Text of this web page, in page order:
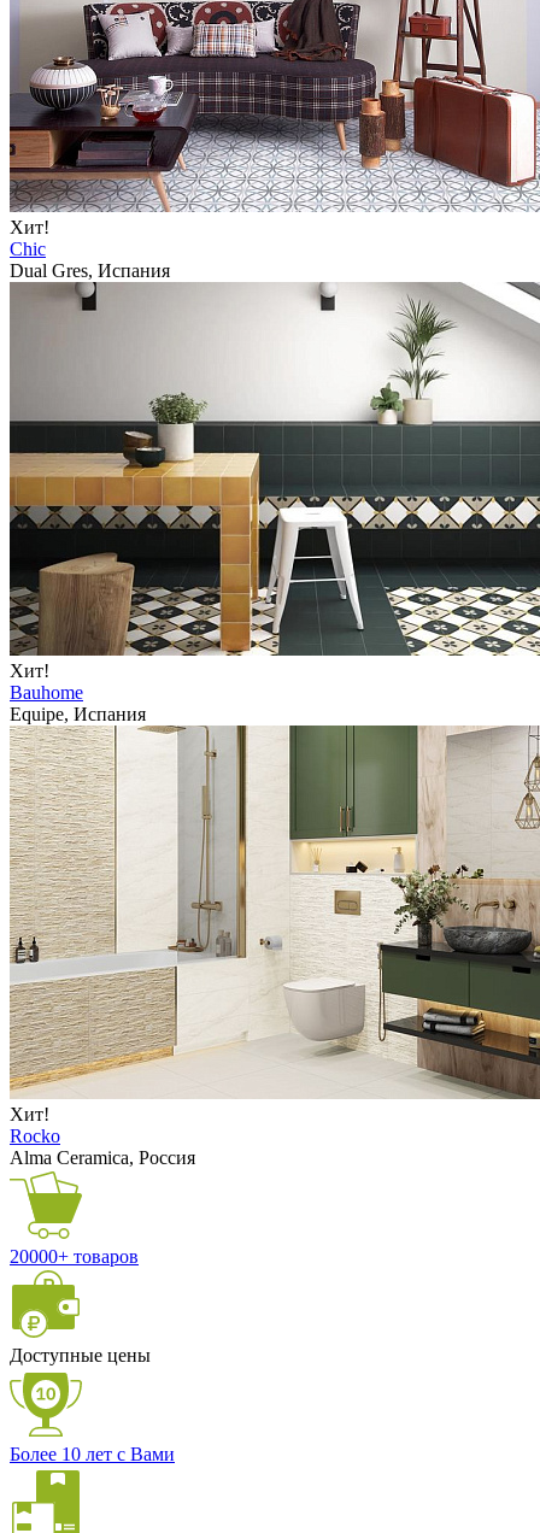
Хит!
Chic
Dual Gres, Испания
Хит!
Bauhome
Equipe, Испания
Хит!
Rocko
Alma Ceramica, Россия
20000+ товаров
Доступные цены
Более 10 лет с Вами